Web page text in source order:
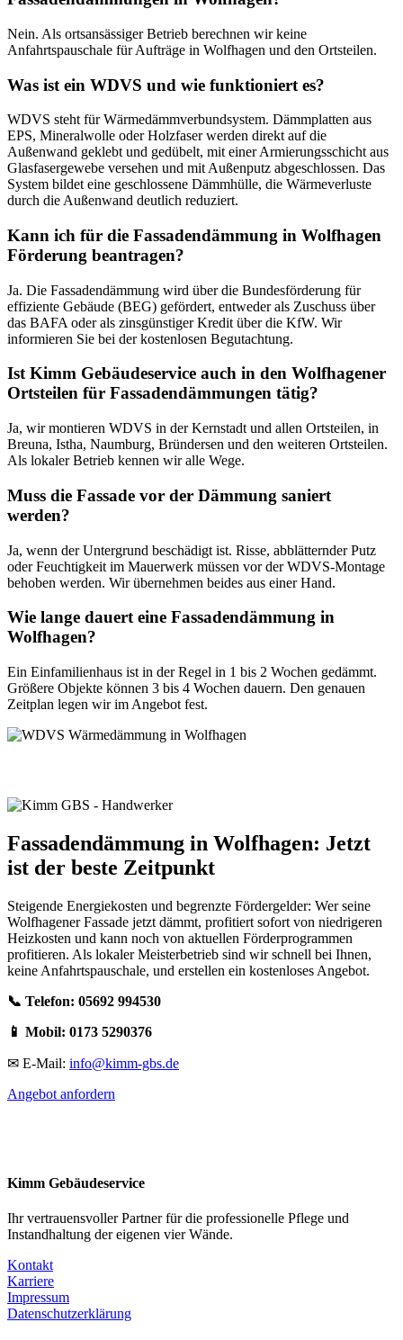
Nein. Als ortsansässiger Betrieb berechnen wir keine
Anfahrtspauschale für Aufträge in Wolfhagen und den Ortsteilen.
Was ist ein WDVS und wie funktioniert es?
WDVS steht für Wärmedämmverbundsystem. Dämmplatten aus
EPS, Mineralwolle oder Holzfaser werden direkt auf die
Außenwand geklebt und gedübelt, mit einer Armierungsschicht aus
Glasfasergewebe versehen und mit Außenputz abgeschlossen. Das
System bildet eine geschlossene Dämmhülle, die Wärmeverluste
durch die Außenwand deutlich reduziert.
Kann ich für die Fassadendämmung in Wolfhagen
Förderung beantragen?
Ja. Die Fassadendämmung wird über die Bundesförderung für
effiziente Gebäude (BEG) gefördert, entweder als Zuschuss über
das BAFA oder als zinsgünstiger Kredit über die KfW. Wir
informieren Sie bei der kostenlosen Begutachtung.
Ist Kimm Gebäudeservice auch in den Wolfhagener
Ortsteilen für Fassadendämmungen tätig?
Ja, wir montieren WDVS in der Kernstadt und allen Ortsteilen, in
Breuna, Istha, Naumburg, Bründersen und den weiteren Ortsteilen.
Als lokaler Betrieb kennen wir alle Wege.
Muss die Fassade vor der Dämmung saniert
werden?
Ja, wenn der Untergrund beschädigt ist. Risse, abblätternder Putz
oder Feuchtigkeit im Mauerwerk müssen vor der WDVS-Montage
behoben werden. Wir übernehmen beides aus einer Hand.
Wie lange dauert eine Fassadendämmung in
Wolfhagen?
Ein Einfamilienhaus ist in der Regel in 1 bis 2 Wochen gedämmt.
Größere Objekte können 3 bis 4 Wochen dauern. Den genauen
Zeitplan legen wir im Angebot fest.
Fassadendämmung in Wolfhagen: Jetzt
ist der beste Zeitpunkt
Steigende Energiekosten und begrenzte Fördergelder: Wer seine
Wolfhagener Fassade jetzt dämmt, profitiert sofort von niedrigeren
Heizkosten und kann noch von aktuellen Förderprogrammen
profitieren. Als lokaler Meisterbetrieb sind wir schnell bei Ihnen,
keine Anfahrtspauschale, und erstellen ein kostenloses Angebot.
📞 Telefon: 05692 994530
📱 Mobil: 0173 5290376
✉ E-Mail: info@kimm-gbs.de
Angebot anfordern
Kimm Gebäudeservice
Ihr vertrauensvoller Partner für die professionelle Pflege und
Instandhaltung der eigenen vier Wände.
Kontakt
Karriere
Impressum
Datenschutzerklärung